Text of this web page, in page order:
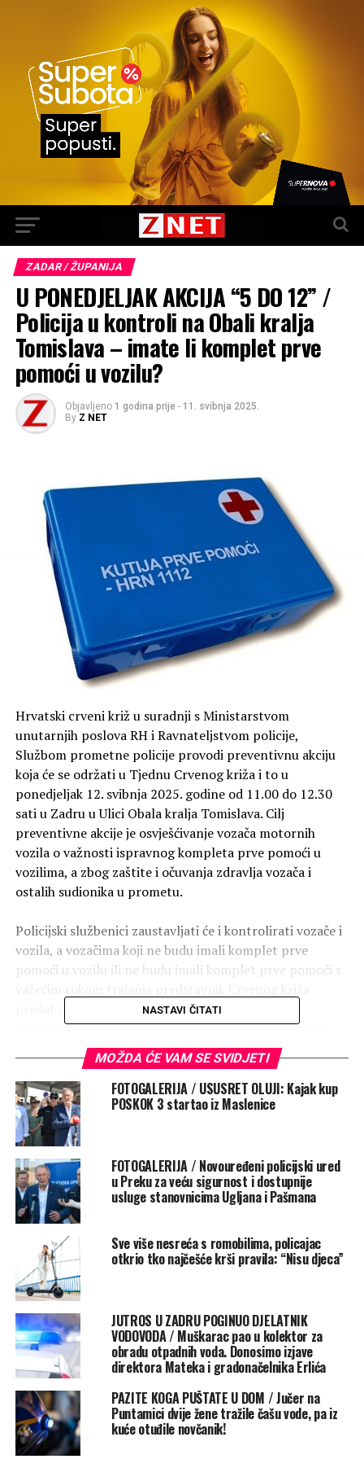
ZADAR / ŽUPANIJA
U PONEDJELJAK AKCIJA “5 DO 12” /
Policija u kontroli na Obali kralja
Tomislava – imate li komplet prve
pomoći u vozilu?
Objavljeno 1 godina prije - 11. svibnja 2025.
By Z NET
Hrvatski crveni križ u suradnji s Ministarstvom
unutarnjih poslova RH i Ravnateljstvom policije,
Službom prometne policije provodi preventivnu akciju
koja će se održati u Tjednu Crvenog križa i to u
ponedjeljak 12. svibnja 2025. godine od 11.00 do 12.30
sati u Zadru u Ulici Obala kralja Tomislava. Cilj
preventivne akcije je osvješćivanje vozača motornih
vozila o važnosti ispravnog kompleta prve pomoći u
vozilima, a zbog zaštite i očuvanja zdravlja vozača i
ostalih sudionika u prometu.
Policijski službenici zaustavljati će i kontrolirati vozače i
vozila, a vozačima koji ne budu imali komplet prve
pomoći u vozilu ili ne budu imali komplet prve pomoći s
predat će ispravan (novi) komplet prve pomoći.
Vozačima koji će imati ispravan komplet prve pomoći
predstavnik Crvenog križa predati će Priručnik za vozače
i sve sudionike u prometu.
Akcija se odnosi na postojeće propise o kompletu prve
pomoći u motornim vozilima, posebno vezane uz rok
trajanja zbog obraćanja pažnje vozača na važnost isteka
kvalitete sanitetskog materijala. Nakon provedene akcije
očekuje se povećana razina svijesti vozača o značaju
ispravnog kompleta prve pomoći s važećim rokom
trajanja u motornim vozilima.
Hrvatski Crveni križ temeljem javnih ovlasti utvrđenih čl.
8. Zakona o Hrvatskom Crvenom križu provodi
nacionalni program prve pomoći za građane, a posebnu
pažnju posvećuje pružanju prve pomoći u prometnim i
drugim nesrećama. Prema hrvatskoj normi HRN1112
kutija prve pomoći označuje se sa znakom Hrvatskog
Crvenog križa.
Prema Pravilniku o tehničkim uvjetima vozila u prometu
na cestama motorna vozila M i N kategorije moraju imati
NASTAVI ČITATI
MOŽDA ĆE VAM SE SVIDJETI
FOTOGALERIJA / USUSRET OLUJI: Kajak kup
POSKOK 3 startao iz Maslenice
FOTOGALERIJA / Novouređeni policijski ured
u Preku za veću sigurnost i dostupnije
usluge stanovnicima Ugljana i Pašmana
Sve više nesreća s romobilima, policajac
otkrio tko najčešće krši pravila: “Nisu djeca”
JUTROS U ZADRU POGINUO DJELATNIK
VODOVODA / Muškarac pao u kolektor za
obradu otpadnih voda. Donosimo izjave
direktora Mateka i gradonačelnika Erlića
PAZITE KOGA PUŠTATE U DOM / Jučer na
Puntamici dvije žene tražile čašu vode, pa iz
kuće otuđile novčanik!